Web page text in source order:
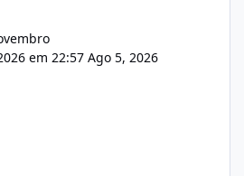
em 22:57 Ago 5, 2026